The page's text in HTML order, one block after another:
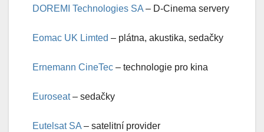
DOREMI Technologies SA – D-Cinema servery
Eomac UK Limted – plátna, akustika, sedačky
Ernemann CineTec – technologie pro kina
Euroseat– sedačky
Eutelsat SA – satelitní provider